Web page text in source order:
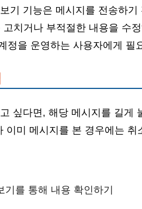
기 기능은 메시지를 전송하
치거나 부적절한 내용을 수
정을 운영하는 사용자에게 필
싶다면, 해당 메시지를 길게
이미 메시지를 본 경우에는
기를 통해 내용 확인하기